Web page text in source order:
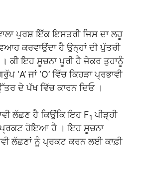
ਪੁਰਸ਼ ਇੱਕ ਇਸਤਰੀ ਜਿਸ ਦਾ ਲਹੂ
ਕਰਵਾਉਂਦਾ ਹੈ ਉਨ੍ਹਾਂ ਦੀ ਪੁੱਤਰੀ
। ਕੀ ਇਹ ਸੂਚਨਾ ਪੂਰੀ ਹੈ ਜੇਕਰ ਤੁਹਾਨੂੰ
‘A’ ਜਾਂ ‘O’ ਵਿੱਚ ਕਿਹੜਾ ਪ੍ਰਭਾਵੀ
ਦੇ ਪੱਖ ਵਿੱਚ ਕਾਰਨ ਦਿਓ ।
ਲੱਛਣ ਹੈ ਕਿਉਂਕਿ ਇਹ F1 ਪੀੜ੍ਹੀ
ਪ੍ਰਕਟ ਹੋਇਆ ਹੈ । ਇਹ ਸੂਚਨਾ
ਲੱਛਣਾਂ ਨੂੰ ਪ੍ਰਕਟ ਕਰਨ ਲਈ ਕਾਫ਼ੀ